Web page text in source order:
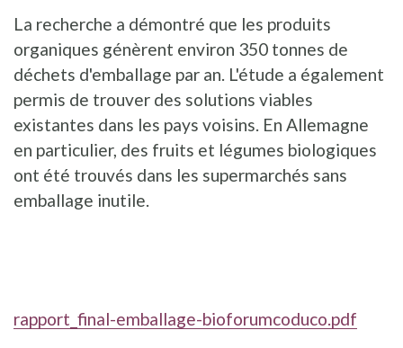
La recherche a démontré que les produits
organiques génèrent environ 350 tonnes de
déchets d'emballage par an. L'étude a également
permis de trouver des solutions viables
existantes dans les pays voisins. En Allemagne
en particulier, des fruits et légumes biologiques
ont été trouvés dans les supermarchés sans
emballage inutile.
rapport_final-emballage-bioforumcoduco.pdf